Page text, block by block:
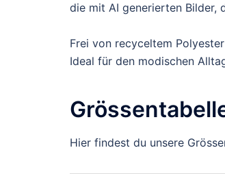
die mit AI generierten Bilder,
Frei von recyceltem
Ideal für den modischen
Hier findest du unsere